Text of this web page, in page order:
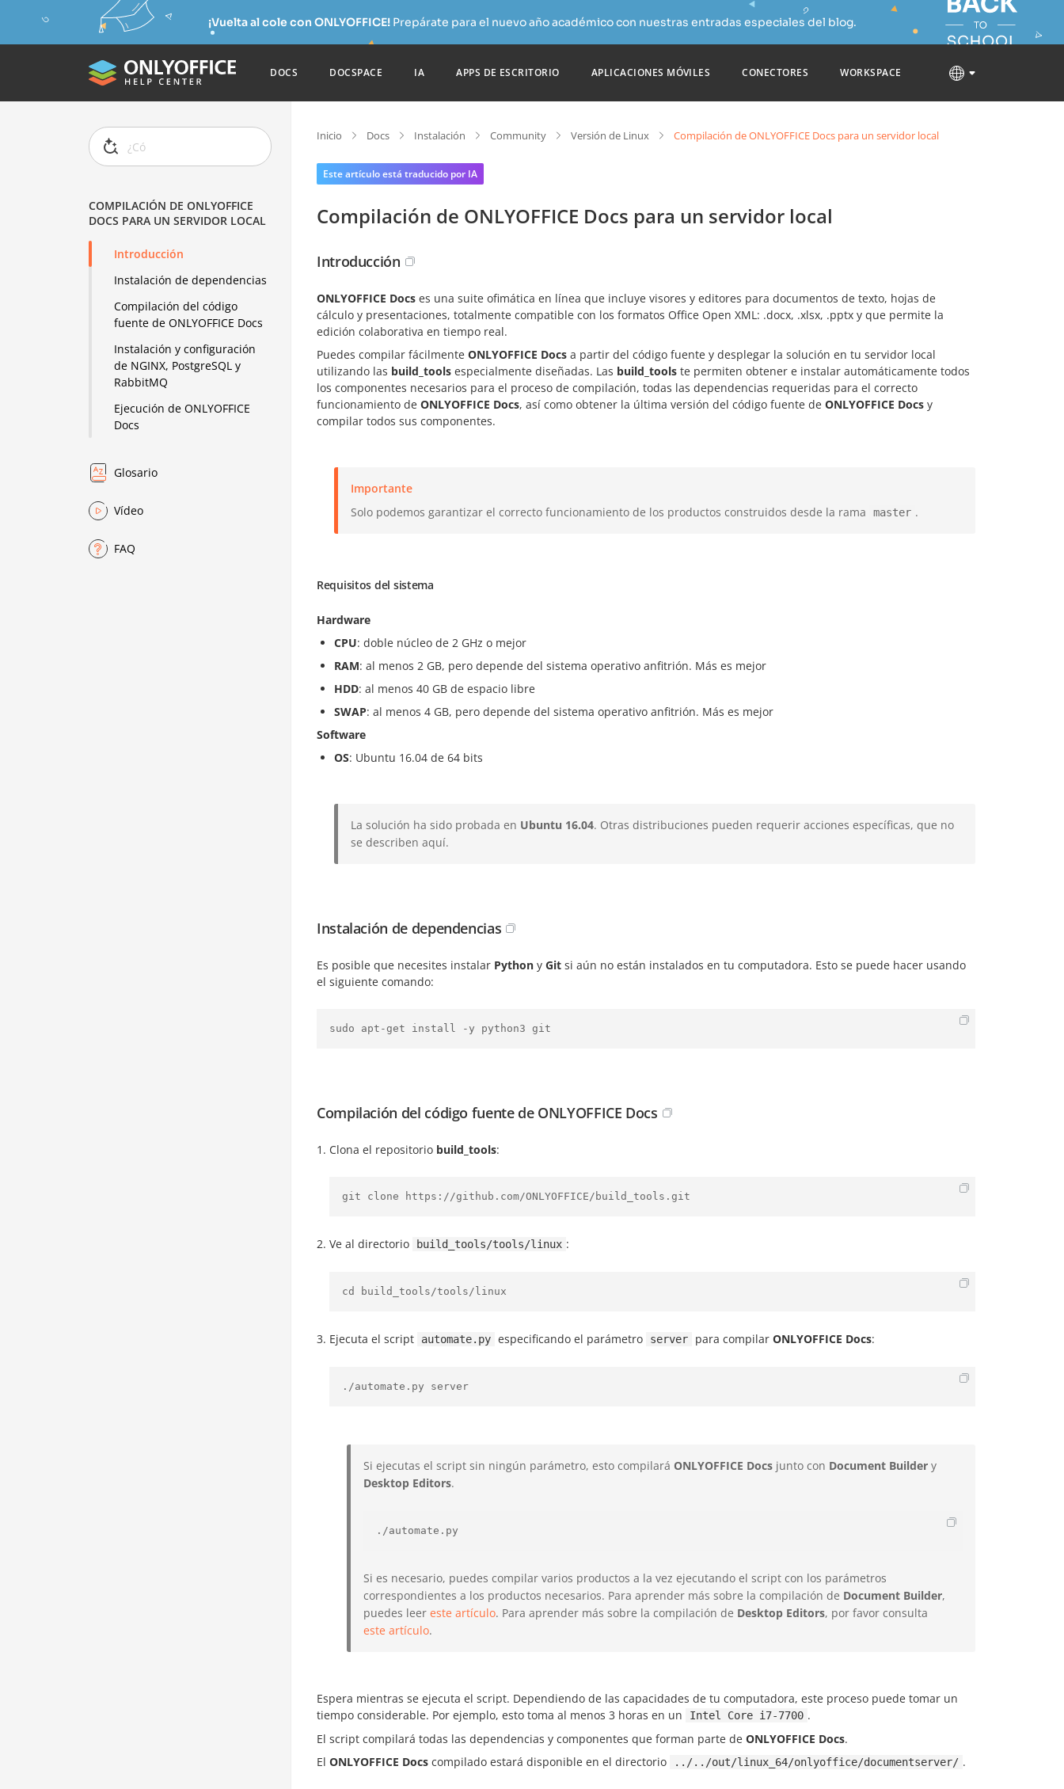
¡Vuelta al cole con ONLYOFFICE!Prepárate para el nuevo año académico con nuestras entradas especiales del blog.
DOCS DOCSPACE IA APPS DE ESCRITORIO APLICACIONES MÓVILES CONECTORES WORKSPACE
COMPILACIÓN DE ONLYOFFICE
DOCS PARA UN SERVIDOR LOCAL
Introducción
Instalación de dependencias
Compilación del código
fuente de ONLYOFFICE Docs
Instalación y configuración
de NGINX, PostgreSQL y
RabbitMQ
Ejecución de ONLYOFFICE
Docs
Glosario
Vídeo
FAQ
Inicio Docs Instalación Community Versión de Linux Compilación de ONLYOFFICE Docs para un servidor local
Este artículo está traducido por IA
Compilación de ONLYOFFICE Docs para un servidor local
Introducción
ONLYOFFICE Docs es una suite ofimática en línea que incluye visores y editores para documentos de texto, hojas de
cálculo y presentaciones, totalmente compatible con los formatos Office Open XML: .docx, .xlsx, .pptx y que permite la
edición colaborativa en tiempo real.
Puedes compilar fácilmente ONLYOFFICE Docs a partir del código fuente y desplegar la solución en tu servidor local
utilizando las build_tools especialmente diseñadas. Las build_tools te permiten obtener e instalar automáticamente todos
los componentes necesarios para el proceso de compilación, todas las dependencias requeridas para el correcto
funcionamiento de ONLYOFFICE Docs, así como obtener la última versión del código fuente de ONLYOFFICE Docs y
compilar todos sus componentes.
Importante
Solo podemos garantizar el correcto funcionamiento de los productos construidos desde la rama
master .
Requisitos del sistema
Hardware
CPU: doble núcleo de 2 GHz o mejor
RAM: al menos 2 GB, pero depende del sistema operativo anfitrión. Más es mejor
HDD: al menos 40 GB de espacio libre
SWAP: al menos 4 GB, pero depende del sistema operativo anfitrión. Más es mejor
Software
OS: Ubuntu 16.04 de 64 bits
La solución ha sido probada en Ubuntu 16.04. Otras distribuciones pueden requerir acciones específicas, que no
se describen aquí.
Instalación de dependencias
Es posible que necesites instalar Python y Git si aún no están instalados en tu computadora. Esto se puede hacer usando
el siguiente comando:
sudo apt-get install -y python3 git
Compilación del código fuente de ONLYOFFICE Docs
Clona el repositorio build_tools:
git clone https://github.com/ONLYOFFICE/build_tools.git
Ve al directorio build_tools/tools/linux :
cd build_tools/tools/linux
Ejecuta el script automate.py especificando el parámetro server para compilar ONLYOFFICE Docs:
./automate.py server
Si ejecutas el script sin ningún parámetro, esto compilará ONLYOFFICE Docs junto con Document Builder y
Desktop Editors.
./automate.py
Si es necesario, puedes compilar varios productos a la vez ejecutando el script con los parámetros
correspondientes a los productos necesarios. Para aprender más sobre la compilación de Document Builder,
puedes leer este artículo. Para aprender más sobre la compilación de Desktop Editors, por favor consulta
este artículo.
Espera mientras se ejecuta el script. Dependiendo de las capacidades de tu computadora, este proceso puede tomar un
tiempo considerable. Por ejemplo, esto toma al menos 3 horas en un
Intel Core i7-7700 .
El script compilará todas las dependencias y componentes que forman parte de ONLYOFFICE Docs.
El ONLYOFFICE Docs compilado estará disponible en el directorio ../../out/linux_64/onlyoffice/documentserver/ .